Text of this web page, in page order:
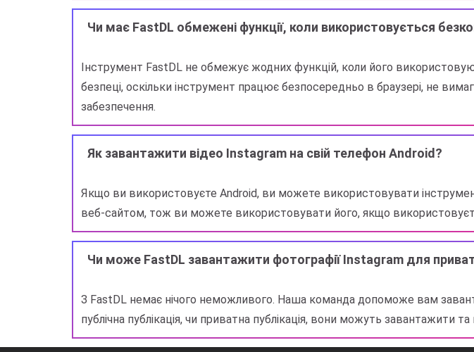
Чи має FastDL обмежені функції, коли використовується
Інструмент FastDL не обмежує жодних функцій, коли його
безпеці, оскільки інструмент працює безпосередньо в браузері, не
забезпечення.
Як завантажити відео Instagram на свій телефон Android?
Якщо ви використовуєте Android, ви можете використовувати
веб-сайтом, тож ви можете використовувати його, якщо
Чи може FastDL завантажити фотографії Instagram для
З FastDL немає нічого неможливого. Наша команда допоможе вам
публічна публікація, чи приватна публікація, вони можуть завантажити